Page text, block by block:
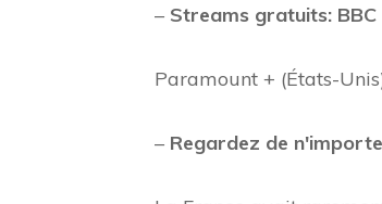
– Streams gratuits:
Paramount + (États-
– Regardez de